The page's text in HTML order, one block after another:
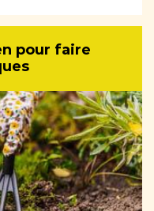
pour faire